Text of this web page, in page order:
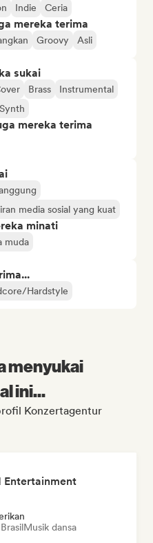
Indie Ceria
mereka terima
Groovy Asli
sukai
Brass
Instrumental
Synth
mereka terima
media sosial yang kuat
minati
muda
Hardstyle
menyukai
ini...
Konzertagentur
Entertainment
Musik dansa